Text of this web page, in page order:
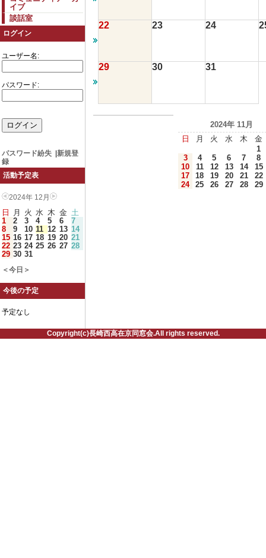
イブ
談話室
ログイン
ユーザー名:
パスワード:
パスワード紛失
新規登
録
活動予定表
2024年 12月
日 月 火 水 木 金 土
1
2 3 4 5 6
7
8
9 10 11 12 13 14
15 16 17 18 19 20 21
22 23 24 25 26 27 28
29 30 31
＜今日＞
今後の予定
予定なし
22 23 24
29 30 31
2024年 11月
日
月 火 水 木
金
1
3
4 5 6 7
8
10
11 12 13 14
15
17
18 19 20 21
22
24
25 26 27 28 29
Copyright(c)長崎西高在京同窓会.All rights reserved.